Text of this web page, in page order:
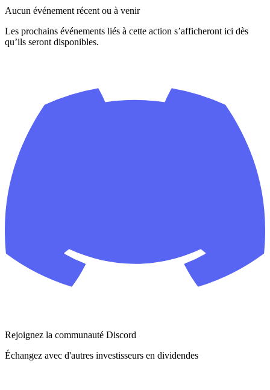
Aucun événement récent ou à venir
Les prochains événements liés à cette action s’afficheront ici dès
qu’ils seront disponibles.
Rejoignez la communauté Discord
Échangez avec d'autres investisseurs en dividendes